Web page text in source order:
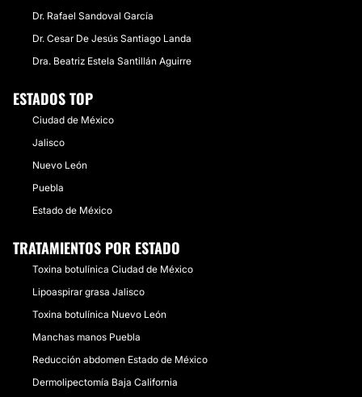
Dr. Rafael Sandoval García
Dr. Cesar De Jesús Santiago Landa
Dra. Beatriz Estela Santillán Aguirre
ESTADOS TOP
Ciudad de México
Jalisco
Nuevo León
Puebla
Estado de México
TRATAMIENTOS POR ESTADO
Toxina botulínica Ciudad de México
Lipoaspirar grasa Jalisco
Toxina botulínica Nuevo León
Manchas manos Puebla
Reducción abdomen Estado de México
Dermolipectomía Baja California